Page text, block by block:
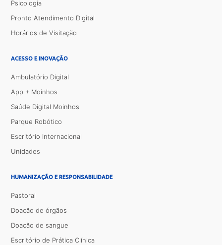
Psicologia
Pronto Atendimento Digital
Horários de Visitação
ACESSO E INOVAÇÃO
Ambulatório Digital
App + Moinhos
Saúde Digital Moinhos
Parque Robótico
Escritório Internacional
Unidades
HUMANIZAÇÃO E RESPONSABILIDADE
Pastoral
Doação de órgãos
Doação de sangue
Escritório de Prática Clínica